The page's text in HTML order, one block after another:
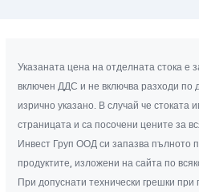
Указаната цена на отделната стока е
включен ДДС и не включва разходи по
изрично указано. В случай че стоката
страницата и са посочени цените за
Инвест Груп ООД си запазва пълното
продуктите, изложени на сайта по
При допуснати технически грешки при